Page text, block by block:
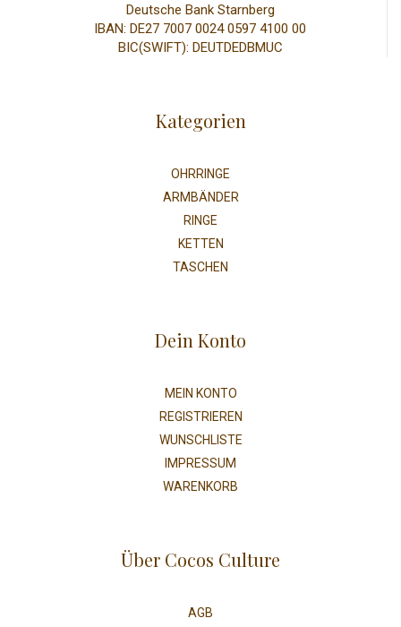
Deutsche Bank Starnberg
IBAN: DE27 7007 0024 0597 4100 00
BIC(SWIFT): DEUTDEDBMUC
Kategorien
OHRRINGE
ARMBÄNDER
RINGE
KETTEN
TASCHEN
Dein Konto
MEIN KONTO
REGISTRIEREN
WUNSCHLISTE
IMPRESSUM
WARENKORB
Über Cocos Culture
AGB